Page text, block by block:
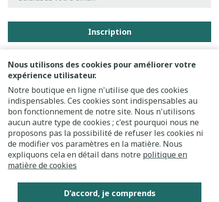
Nous utilisons des cookies pour améliorer votre
expérience utilisateur.
Notre boutique en ligne n'utilise que des cookies
indispensables. Ces cookies sont indispensables au
bon fonctionnement de notre site. Nous n'utilisons
aucun autre type de cookies ; c'est pourquoi nous ne
proposons pas la possibilité de refuser les cookies ni
de modifier vos paramètres en la matière. Nous
expliquons cela en détail dans notre politique en
matière de cookies
D'accord, je comprends
Inscription
En cliquant sur s'abonner, vous vous abonnez à notre
newsletter et acceptez notrepolitique de confidentialité.
Liens légaux